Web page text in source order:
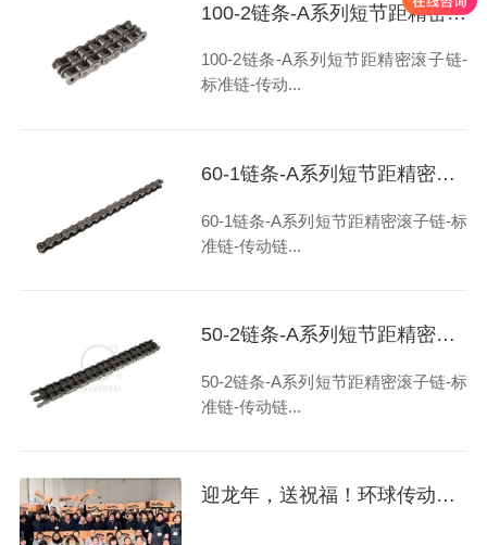
100-2链条-A系列短节距精密滚子链-标准链-传动链-链条厂家-环球链条
100-2链条-A系列短节距精密滚子链-
标准链-传动...
60-1链条-A系列短节距精密滚子链-标准链-传动链-链条厂家-环球链条
60-1链条-A系列短节距精密滚子链-标
准链-传动链...
50-2链条-A系列短节距精密滚子链-标准链-传动链-链条厂家-环球链条
50-2链条-A系列短节距精密滚子链-标
准链-传动链...
迎龙年，送祝福！环球传动为全体员工发放春节年货福利啦！